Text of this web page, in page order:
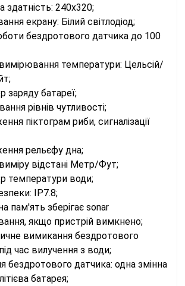
здатність: 240х320;
екрану: Білий світлодіод;
бездротового датчика до 100
температури: Цельсій/
заряду батареї;
рівнів чутливості;
піктограм риби, сигналізації
рельєфу дна;
відстані Метр/Фут;
температури води;
IP7.8;
пам'ять зберігає sonar
якщо пристрій вимкнено;
вимикання бездротового
час вилучення з води;
бездротового датчика: одна змінна
батарея;